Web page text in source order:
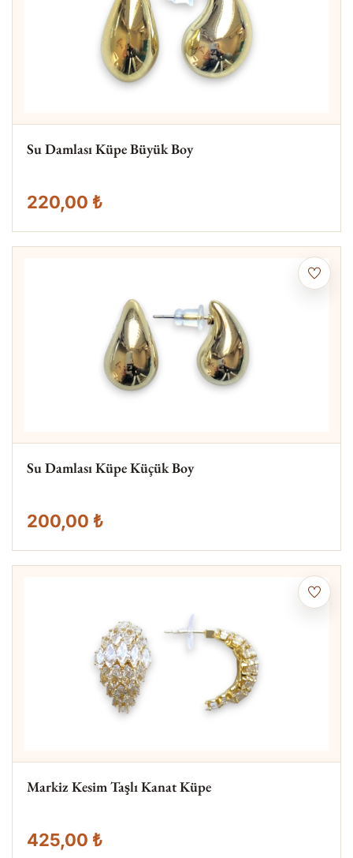
Su Damlası Küpe Büyük Boy
220,00 ₺
Su Damlası Küpe Küçük Boy
200,00 ₺
Markiz Kesim Taşlı Kanat Küpe
425,00 ₺